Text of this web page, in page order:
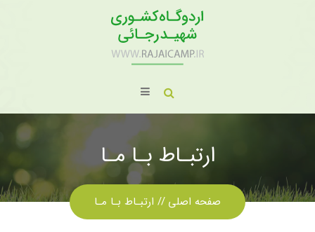
ارتبـاط بـا مـا
صفحه اصلی ارتبـاط بـا مـا